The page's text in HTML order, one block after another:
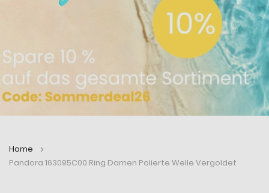
Home
Pandora 163095C00 Ring Damen Polierte Welle Vergoldet